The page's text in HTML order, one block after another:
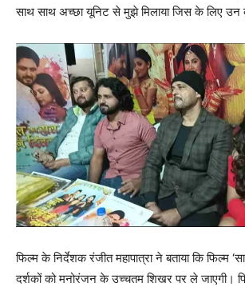
साथ साथ अच्छा यूनिट से मुझे मिलाया जिस के लिए
फिल्म के निर्देशक रंजीत महापात्रा ने बताया कि फिल्म
दर्शकों को मनोरंजन के उच्चतम शिखर पर ले जाएगी।